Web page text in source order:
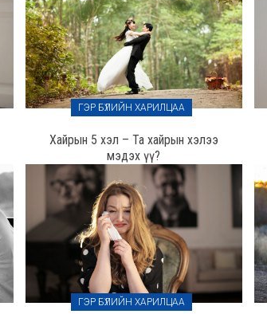
ГЭР БҮЛИЙН ХАРИЛЦАА
Хайрын 5 хэл – Та хайрын хэлээ
мэдэх үү?
ГЭР БҮЛИЙН ХАРИЛЦАА